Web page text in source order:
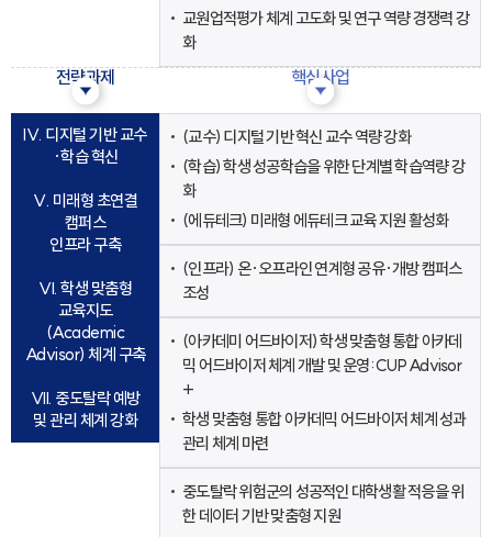
교원업적평가 체계 고도화 및 연구 역량 경쟁력 강
화
전략과제
IV. 디지털 기반 교수
·학습 혁신
V. 미래형 초연결
캠퍼스
인프라 구축
VI. 학생 맞춤형
교육지도
(Academic
Advisor) 체계 구축
VII. 중도탈락 예방
및 관리 체계 강화
핵심사업
(교수) 디지털 기반 혁신 교수 역량 강화
(학습) 학생 성공학습을 위한 단계별 학습역량 강
화
(에듀테크) 미래형 에듀테크 교육 지원 활성화
(인프라) 온·오프라인 연계형 공유·개방 캠퍼스
조성
(아카데미 어드바이저) 학생 맞춤형 통합 아카데
믹 어드바이저 체계 개발 및 운영: CUP Advisor
+
학생 맞춤형 통합 아카데믹 어드바이저 체계 성과
관리 체계 마련
중도탈락 위험군의 성공적인 대학생활 적응을 위
한 데이터 기반 맞춤형 지원